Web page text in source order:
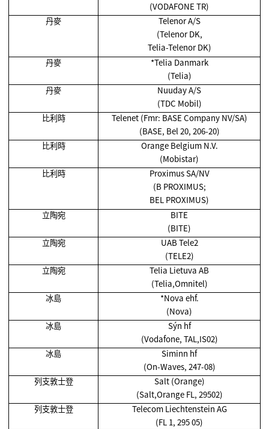
(VODAFONE TR)
丹麥
Telenor A/S
(Telenor DK,
Telia-Telenor DK)
丹麥
*Telia Danmark
(Telia)
丹麥
Nuuday A/S
(TDC Mobil)
比利時
Telenet (Fmr: BASE Company NV/SA)
(BASE, Bel 20, 206-20)
比利時
Orange Belgium N.V.
(Mobistar)
比利時
Proximus SA/NV
(B PROXIMUS;
BEL PROXIMUS)
立陶宛
BITE
(BITE)
立陶宛
UAB Tele2
(TELE2)
立陶宛
Telia Lietuva AB
(Telia,Omnitel)
冰島
*Nova ehf.
(Nova)
冰島
Sýn hf
(Vodafone, TAL,IS02)
冰島
Siminn hf
(On-Waves, 247-08)
列支敦士登
Salt (Orange)
(Salt,Orange FL, 29502)
列支敦士登
Telecom Liechtenstein AG
(FL 1, 295 05)